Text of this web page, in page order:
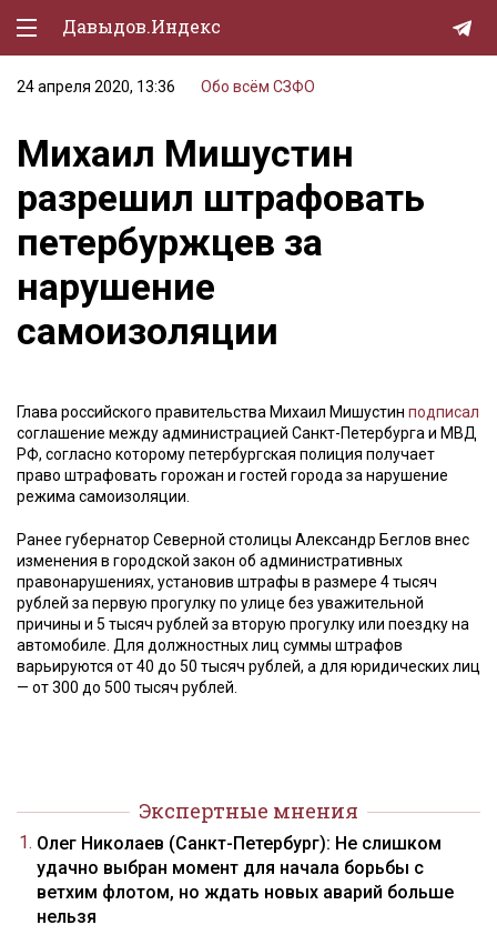
Давыдов.Индекс
Политическая жизнь
Экономика
Природа
Образование
Спорт
Культура
Мурзилка
24 апреля 2020, 13:36 Обо всём СЗФО
Михаил Мишустин
разрешил штрафовать
петербуржцев за
нарушение
самоизоляции
Глава российского правительства Михаил Мишустин подписал
соглашение между администрацией Санкт-Петербурга и МВД
РФ, согласно которому петербургская полиция получает
право штрафовать горожан и гостей города за нарушение
режима самоизоляции.
Ранее губернатор Северной столицы Александр Беглов внес
изменения в городской закон об административных
правонарушениях, установив штрафы в размере 4 тысяч
рублей за первую прогулку по улице без уважительной
причины и 5 тысяч рублей за вторую прогулку или поездку на
автомобиле. Для должностных лиц суммы штрафов
варьируются от 40 до 50 тысяч рублей, а для юридических лиц
— от 300 до 500 тысяч рублей.
Экспертные мнения
Олег Николаев (Санкт-Петербург): Не слишком
удачно выбран момент для начала борьбы с
ветхим флотом, но ждать новых аварий больше
нельзя